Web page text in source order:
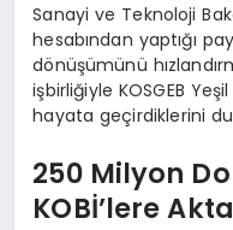
Sanayi ve Teknoloji
hesabından yaptığı
dönüşümünü
işbirliğiyle KOSGEB
hayata geçirdiklerini
250 Milyon
KOBİ’lere